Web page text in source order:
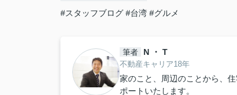
#スタッフブログ #台湾 #グルメ
筆者 N ・ T
不動産キャリア18年
家のこと、周辺のことから、
ポートいたします。